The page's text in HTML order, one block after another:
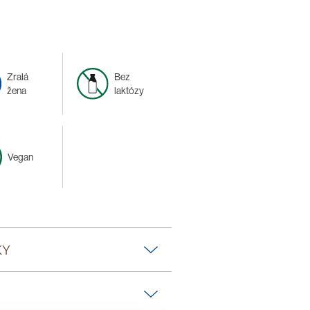
ke smažení a fritování!
lžíci ráno nalačno).
Zralá
žena
Bez
laktózy
Vegan